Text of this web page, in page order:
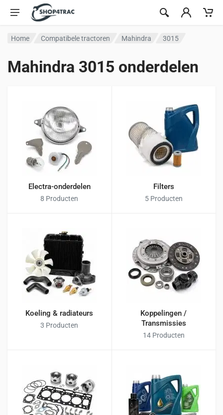
Ga naar inhoud
Home Compatibele tractoren Mahindra 3015
Mahindra 3015 onderdelen
Electra-onderdelen
8 Producten
Filters
5 Producten
Koeling & radiateurs
3 Producten
Koppelingen /
Transmissies
14 Producten